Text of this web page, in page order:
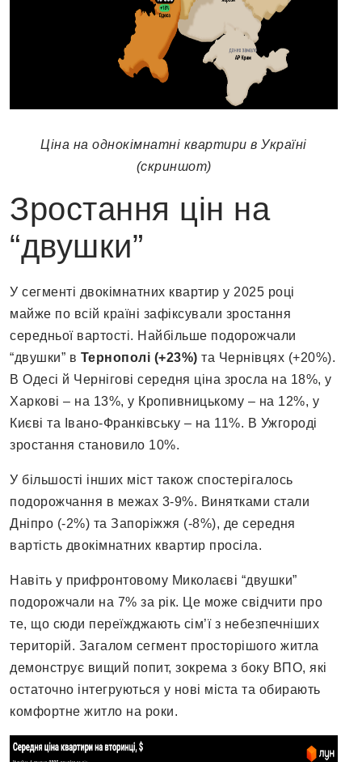
Ціна на однокімнатні квартири в Україні
(скриншот)
Зростання цін на
“двушки”
У сегменті двокімнатних квартир у 2025 році
майже по всій країні зафіксували зростання
середньої вартості. Найбільше подорожчали
“двушки” в Тернополі (+23%) та Чернівцях (+20%).
В Одесі й Чернігові середня ціна зросла на 18%, у
Харкові – на 13%, у Кропивницькому – на 12%, у
Києві та Івано-Франківську – на 11%. В Ужгороді
зростання становило 10%.
У більшості інших міст також спостерігалось
подорожчання в межах 3-9%. Винятками стали
Дніпро (-2%) та Запоріжжя (-8%), де середня
вартість двокімнатних квартир просіла.
Навіть у прифронтовому Миколаєві “двушки”
подорожчали на 7% за рік. Це може свідчити про
те, що сюди переїжджають сім’ї з небезпечніших
територій. Загалом сегмент просторішого житла
демонструє вищий попит, зокрема з боку ВПО, які
остаточно інтегруються у нові міста та обирають
комфортне житло на роки.